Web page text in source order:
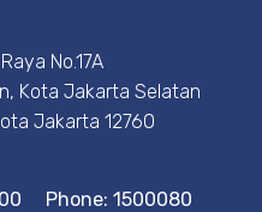
No.17A
Kota Jakarta Selatan
Jakarta 12760
Phone: 1500080